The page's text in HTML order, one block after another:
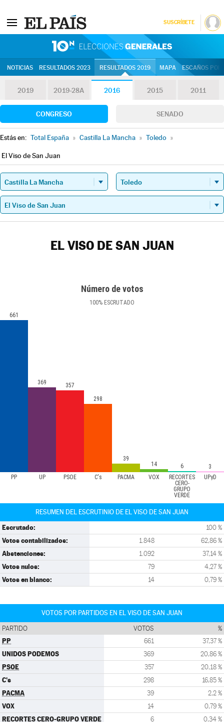
SUSCRÍBETE
NOTICIAS RESULTADOS 2023 RESULTADOS 2019 MAPA ESCAÑOS
2019 2019-28A 2016 2015 2011
CONGRESO SENADO
Estás en: Total España » Castilla La Mancha » Toledo »
El Viso de San Juan
EL VISO DE SAN JUAN
Número de votos
100% ESCRUTADO
PP UP PSOE C's PACMA VOX
RECORTES
CERO-
GRUPO
VERDE
UPyD
661
369
357
298
39
14 6 3
RESUMEN DEL ESCRUTINIO DE EL VISO DE SAN JUAN
Escrutado: 100 %
Votos contabilizados: 1.848 62,86 %
Abstenciones: 1.092 37,14 %
Votos nulos: 79 4,27 %
Votos en blanco: 14 0,79 %
VOTOS POR PARTIDOS EN EL VISO DE SAN JUAN
PARTIDO VOTOS %
PP 661 37,37 %
UNIDOS PODEMOS 369 20,86 %
PSOE 357 20,18 %
C's 298 16,85 %
PACMA 39 2,2 %
VOX 14 0,79 %
RECORTES CERO-GRUPO VERDE 6 0,34 %